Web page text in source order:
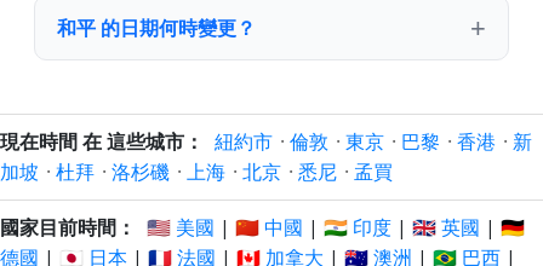
和平 的日期何時變更？
現在時間 在 這些城市： 紐約市 · 倫敦 · 東京 · 巴黎 · 香港 · 新
加坡 · 杜拜 · 洛杉磯 · 上海 · 北京 · 悉尼 · 孟買
國家目前時間： 🇺🇸 美國 | 🇨🇳 中國 | 🇮🇳 印度 | 🇬🇧 英國 | 🇩🇪
德國 | 🇯🇵 日本 | 🇫🇷 法國 | 🇨🇦 加拿大 | 🇦🇺 澳洲 | 🇧🇷 巴西 |